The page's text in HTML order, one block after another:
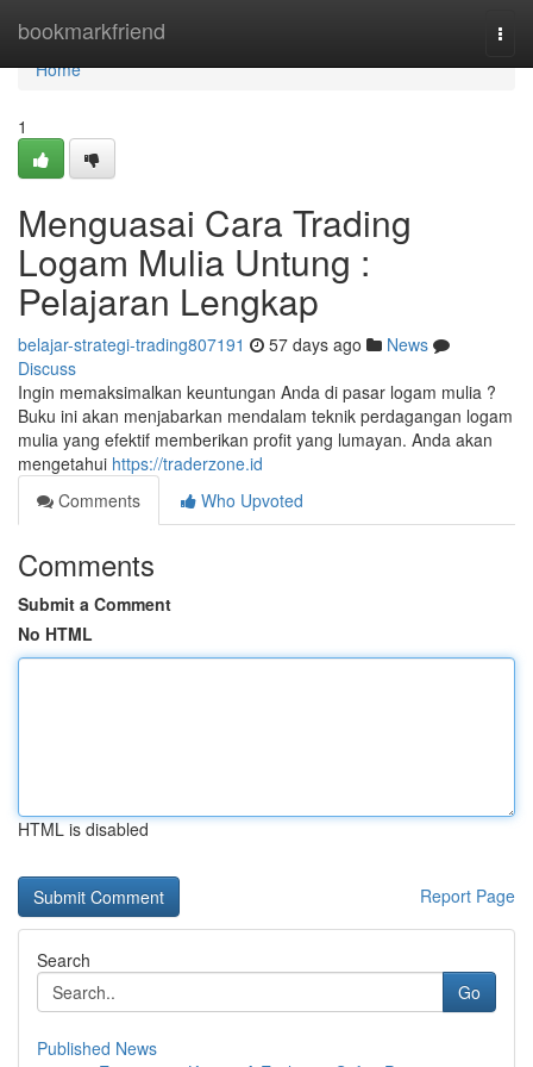
bookmarkfriend
Home
Home
1
Menguasai Cara Trading
Logam Mulia Untung :
Pelajaran Lengkap
belajar-strategi-trading807191 57 days ago
News
Discuss
Ingin memaksimalkan keuntungan Anda di pasar logam mulia ?
Buku ini akan menjabarkan mendalam teknik perdagangan logam
mulia yang efektif memberikan profit yang lumayan. Anda akan
mengetahui https://traderzone.id
Comments
Who Upvoted
Comments
Submit a Comment
No HTML
HTML is disabled
Report Page
Search
Go
Published News